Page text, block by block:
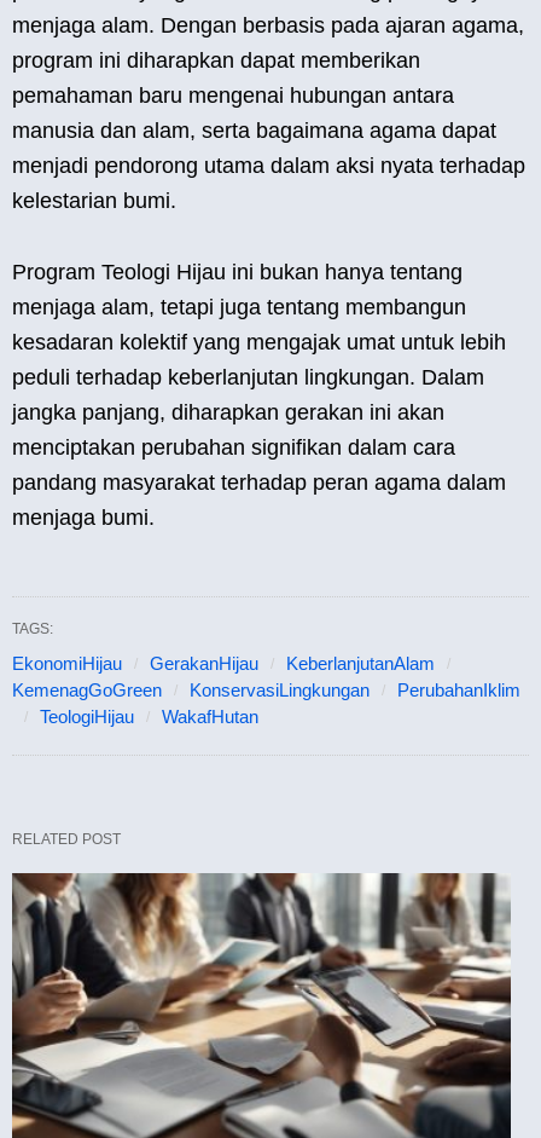
menjaga alam. Dengan berbasis pada ajaran agama,
program ini diharapkan dapat memberikan
pemahaman baru mengenai hubungan antara
manusia dan alam, serta bagaimana agama dapat
menjadi pendorong utama dalam aksi nyata terhadap
kelestarian bumi.
Program Teologi Hijau ini bukan hanya tentang
menjaga alam, tetapi juga tentang membangun
kesadaran kolektif yang mengajak umat untuk lebih
peduli terhadap keberlanjutan lingkungan. Dalam
jangka panjang, diharapkan gerakan ini akan
menciptakan perubahan signifikan dalam cara
pandang masyarakat terhadap peran agama dalam
menjaga bumi.
TAGS:
EkonomiHijau GerakanHijau
KeberlanjutanAlam
KemenagGoGreen
KonservasiLingkungan
PerubahanIklim
TeologiHijau
WakafHutan
RELATED POST